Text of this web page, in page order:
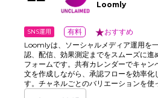
ぐ運用でもコンテンツの整合性を保ちや
Loomly
SNS運用 有料 おすすめ
Loomlyは、ソーシャルメディア運用を
認、配信、効果測定までをスムーズに進
フォームです。共有カレンダーでキャ
文を作成しながら、承認フローを効率化
す。チャネルごとのバリエーションを使
でき、アセットライブラリで素材も整理